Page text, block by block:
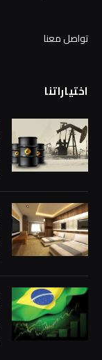
تواصل معنا
اختياراتنا